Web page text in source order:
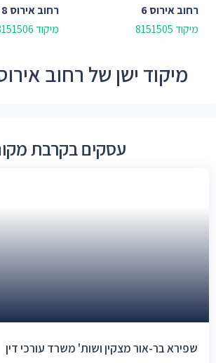
רחובאירוס 6
מיקוד 8151505
רחובאירוס 8
מיקוד 8151506
מיקוד ישן של רחוב אירוס -
עסקים בקרבת
שפירא בר-אור מצקין ושות' משרד עורכי דין